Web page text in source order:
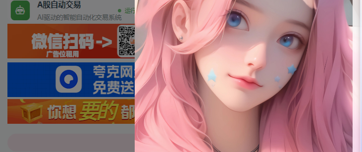
文案不会提取也不会写
7-9折！等多家顶流配音软件[配音神器Pro]-[配音鹅]-[南
文案不会提取也不会写